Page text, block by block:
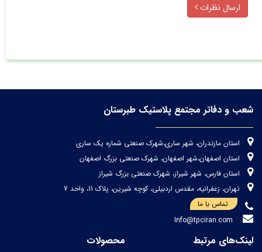
ارسال نظرات
شعب و دفاتر مجتمع پلاستیک طبرستان
استان مازندران، شهر ساری،شهرک صنعتی شماره یک ساری
استان اصفهان،شهر اصفهان، شهرک صنعتی بزرگ اصفهان
استان فارس، شهر شیراز، شهرک صنعتی بزرگ شیراز
تهران، زعفرانیه، مقدس اردبیلی، کوچه شیرین، پلاک 11، واحد 7
تماس با ما
لینک‌های مرتبط محصولات